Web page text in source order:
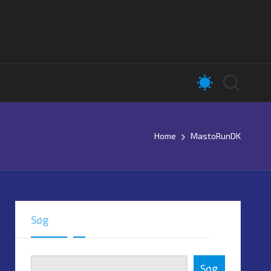
Home MastoRunDK
Søg
Søg